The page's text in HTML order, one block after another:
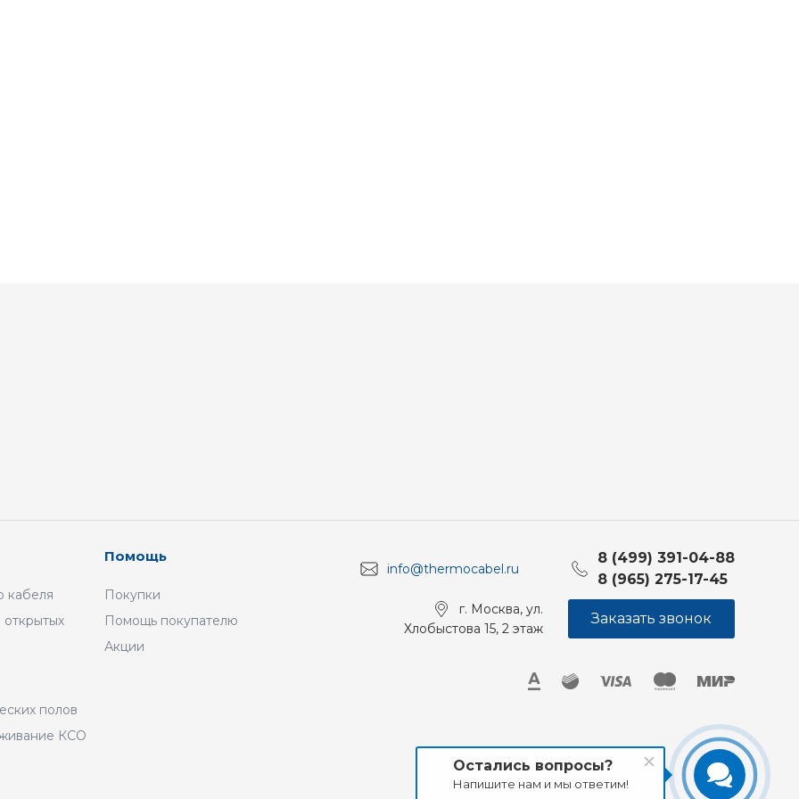
кабеля
полов
КСО
Помощь
Покупки
Помощь покупателю
Акции
info@thermocabel.ru
8 (499) 391-04-88
8 (965) 275-17-45
г. Москва, ул.
Хлобыстова 15, 2 этаж
Заказать звонок
Остались вопросы?
Напишите нам и мы ответим!